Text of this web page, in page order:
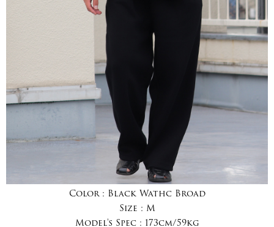
Color : Black Wathc Broad
Size : M
Model's Spec : 173cm/59kg